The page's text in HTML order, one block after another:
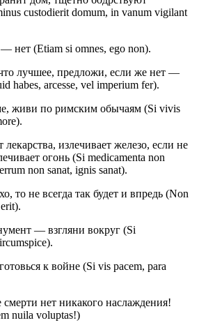
custodierit domum, in vanum vigilant
нет (Etiam si omnes, ego non).
лучшее, предложи, если же нет —
habes, arcesse, vel imperium fer).
живи по римским обычаям (Si vivis
излечивает железо, если не
огонь (Si medicamenta non
non sanat, ignis sanat).
то не всегда так будет и впредь (Non
— взгляни вокруг (Si
к войне (Si vis pacem, para
нет никакого наслаждения!
nuila voluptas!)